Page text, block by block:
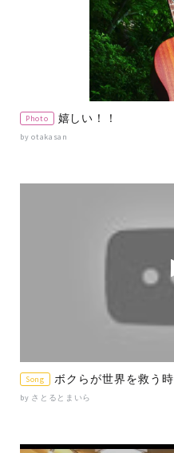
Photo 嬉しい！！
by otakasan
Song ボクらが世界を救う時
by さとるとまいら